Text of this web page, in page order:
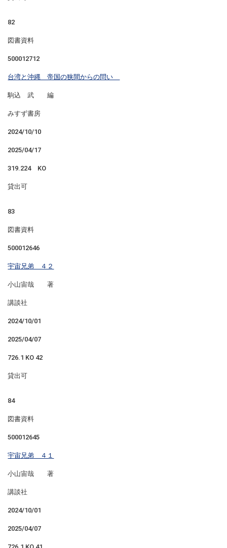
82
図書資料
500012712
台湾と沖縄 帝国の狭間からの問い
駒込 武 編
みすず書房
2024/10/10
2025/04/17
319.224 KO
貸出可
83
図書資料
500012646
宇宙兄弟 ４２
小山宙哉 著
講談社
2024/10/01
2025/04/07
726.1 KO 42
貸出可
84
図書資料
500012645
宇宙兄弟 ４１
小山宙哉 著
講談社
2024/10/01
2025/04/07